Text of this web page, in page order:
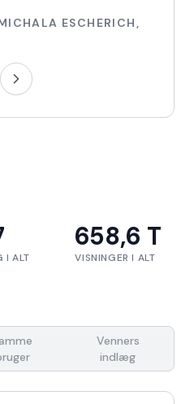
ESCHERICH ,
I ALT
658,6 T
VISNINGER I ALT
Venners
indlæg